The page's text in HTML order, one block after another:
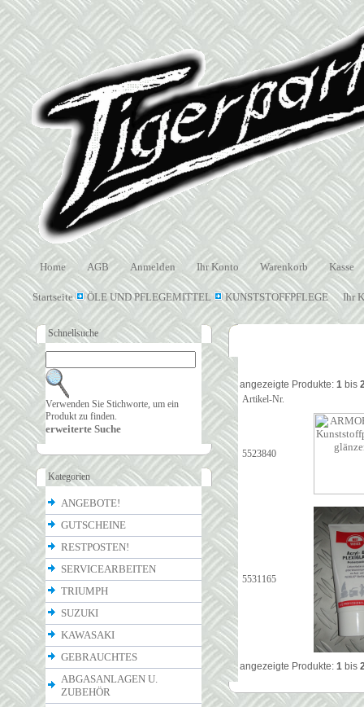
Home AGB Anmelden Ihr Konto Warenkorb Kasse
Startseite ÖLE UND PFLEGEMITTEL KUNSTSTOFFPFLEGE Ihr
Schnellsuche
Verwenden Sie Stichworte, um ein
Produkt zu finden.
erweiterte Suche
Kategorien
ANGEBOTE!
GUTSCHEINE
RESTPOSTEN!
SERVICEARBEITEN
TRIUMPH
SUZUKI
KAWASAKI
GEBRAUCHTES
ABGASANLAGEN U.
ZUBEHÖR
angezeigte Produkte: 1 bis
Artikel-Nr.
5523840
5531165
angezeigte Produkte: 1 bis